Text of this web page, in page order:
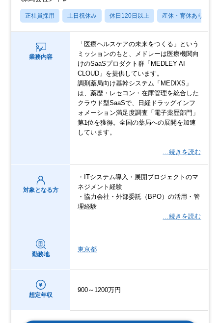
正社員採用 土日祝休み 休日120日以上 産休・育休あり
業務内容
「医療ヘルスケアの未来をつくる」という
ミッションのもと、メドレーは医療機関向
けのSaaSプロダクト群「MEDLEY AI
CLOUD」を提供しています。
調剤薬局向け基幹システム「MEDIXS」
は、薬歴・レセコン・在庫管理を統合した
クラウド型SaaSで、日経ドラッグインフ
ォメーション満足度調査「電子薬歴部門」
第1位を獲得。全国の薬局への展開を加速
しています。
…続きを読む
対象となる方
・ITシステム導入・展開プロジェクトのマ
ネジメント経験
・協力会社・外部委託（BPO）の活用・管
理経験
…続きを読む
勤務地
東京都
想定年収
900～1200万円